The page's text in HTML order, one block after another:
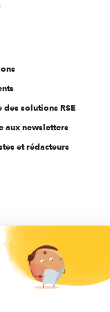
des solutions RSE
aux newsletters
et rédacteurs